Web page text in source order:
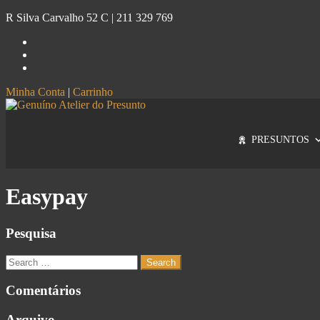
R Silva Carvalho 52 C | 211 329 769
Minha Conta | Carrinho
PRESUNTOS
Easypay
Pesquisa
Comentários